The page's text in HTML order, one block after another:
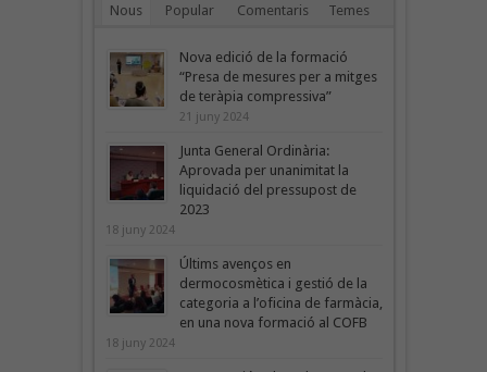
Nous Popular Comentaris Temes
Nova edició de la formació
“Presa de mesures per a mitges
de teràpia compressiva”
21 juny 2024
Junta General Ordinària:
Aprovada per unanimitat la
liquidació del pressupost de
2023
18 juny 2024
Últims avenços en
dermocosmètica i gestió de la
categoria a l’oficina de farmàcia,
en una nova formació al COFB
18 juny 2024